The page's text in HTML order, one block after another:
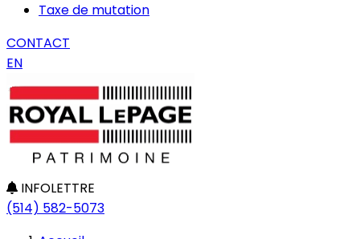
Taxe de mutation
CONTACT
EN
INFOLETTRE
(514) 582-5073